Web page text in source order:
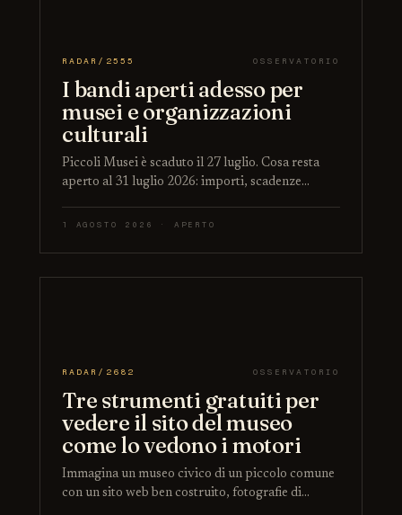
RADAR/2555 OSSERVATORIO
I bandi aperti adesso per
musei e organizzazioni
culturali
Piccoli Musei è scaduto il 27 luglio. Cosa resta
aperto al 31 luglio 2026: importi, scadenze…
1 AGOSTO 2026 · APERTO
RADAR/2682 OSSERVATORIO
Tre strumenti gratuiti per
vedere il sito del museo
come lo vedono i motori
Immagina un museo civico di un piccolo comune
con un sito web ben costruito, fotografie di…